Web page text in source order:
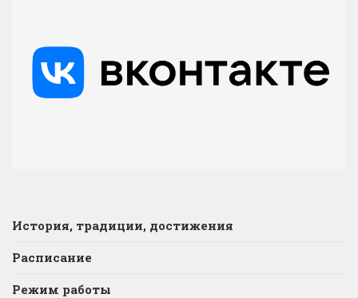
История, традиции, достижения
Расписание
Режим работы